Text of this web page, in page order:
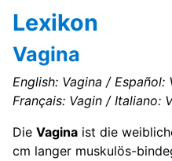
Lexikon
Vagina
English: Vagina /
Français: Vagin / Italiano:
Die Vagina ist die
cm langer muskulös-